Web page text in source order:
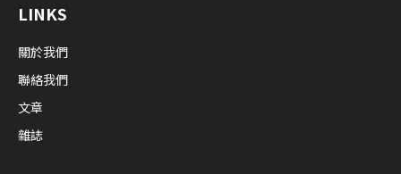
LINKS
關於我們
聯絡我們
文章
雜誌